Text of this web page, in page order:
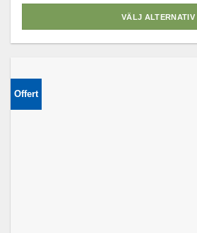
VÄLJ ALTERNATIV
har
flera
varianter.
Offert